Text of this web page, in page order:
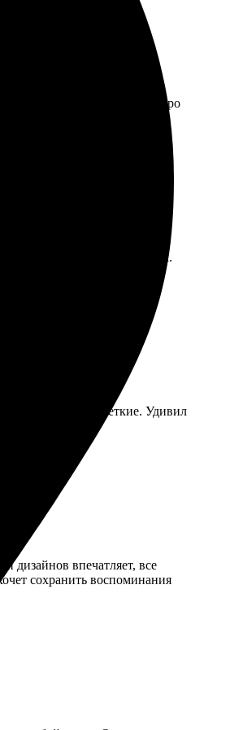
Получила свою книгу быстро
понятное, без задержек.
все детали четкие. Удивил
дизайнов впечатляет, все
сохранить воспоминания